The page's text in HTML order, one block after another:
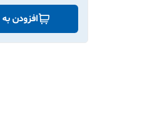
افزودن